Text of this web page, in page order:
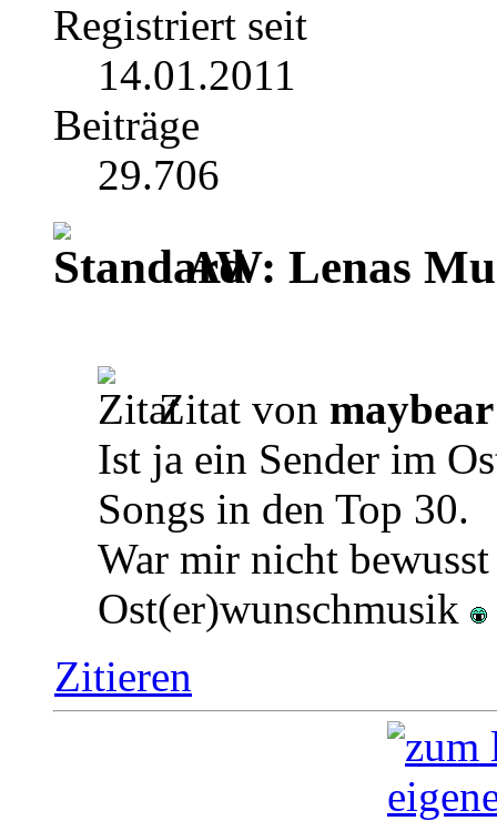
Registriert seit
14.01.2011
Beiträge
29.706
AW: Lenas
Zitat von maybear
Ist ja ein Sender im
Songs in den Top 30.
War mir nicht
Ost(er)wunschmusik
Zitieren